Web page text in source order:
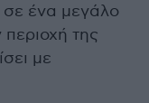
σε ένα μεγάλο
της
με